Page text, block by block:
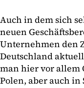
Auch in dem sich
neuen
Unternehmen den
Deutschland
man hier vor allem
Polen, aber auch in